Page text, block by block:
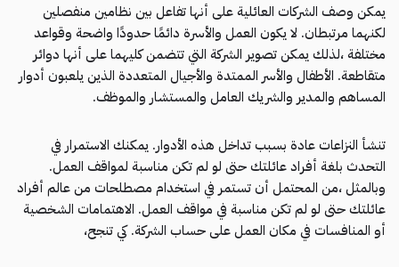
يمكن وصف الشركات العائلية على أنها تفاعل بين نظامين منفصلين
لكنهما مرتبطان. لا يكون العمل والأسرة دائمًا حدودًا واضحة وقواعد
مختلفة ،لذلك يمكن تصوير الشركة التي تتضمن كليهما على أنها دوائر
متقاطعة. الأطفال والأسر الممتدة والأجيال المتعددة الذين يلعبون أدوار
المساهم والمدير والشريك العامل والمستشار والموظف.
تنشأ النزاعات عادة بسبب تداخل هذه الأدوار. يمكنك الاستمرار في
التحدث بلغة أفراد عائلتك حتى لو لم تكن مناسبة لمواقف العمل.
وبالمثل ،من المحتمل أن تستمر في استخدام مصطلحات من عالم أفراد
عائلتك حتى لو لم تكن مناسبة في مواقف العمل. الاهتمامات الشخصية
أو المنافسات في مكان العمل على حساب الشركة. كي تنجح،